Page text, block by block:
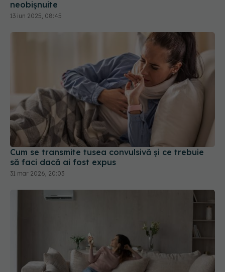
13 iun 2025, 08:45
Cum se transmite tusea convulsivă și ce trebuie
să faci dacă ai fost expus
31 mar 2026, 20:03